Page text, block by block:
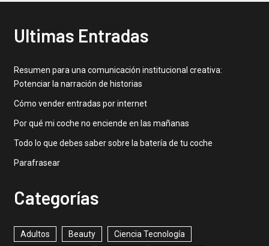
Ultimas Entradas
Resumen para una comunicación institucional creativa:
Potenciar la narración de historias
Cómo vender entradas por internet
Por qué mi coche no enciende en las mañanas
Todo lo que debes saber sobre la batería de tu coche
Parafrasear
Categorías
Adultos Beauty Ciencia Tecnología